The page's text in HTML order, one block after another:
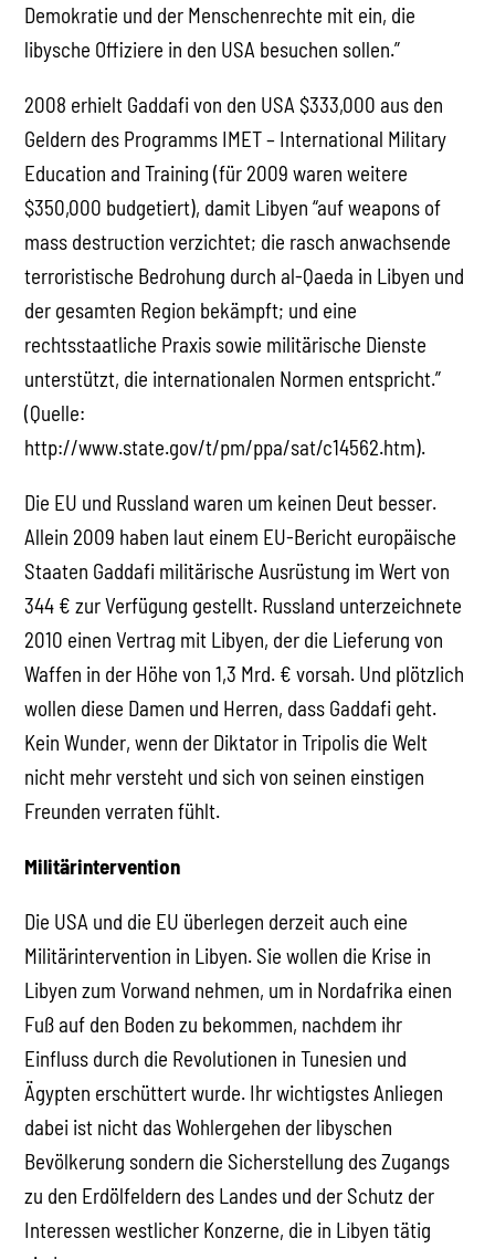
Demokratie und der Menschenrechte mit ein, die
libysche Offiziere in den USA besuchen sollen.”
2008 erhielt Gaddafi von den USA $333,000 aus den
Geldern des Programms IMET – International Military
Education and Training (für 2009 waren weitere
$350,000 budgetiert), damit Libyen “auf weapons of
mass destruction verzichtet; die rasch anwachsende
terroristische Bedrohung durch al-Qaeda in Libyen und
der gesamten Region bekämpft; und eine
rechtsstaatliche Praxis sowie militärische Dienste
unterstützt, die internationalen Normen entspricht.”
(Quelle:
http://www.state.gov/t/pm/ppa/sat/c14562.htm).
Die EU und Russland waren um keinen Deut besser.
Allein 2009 haben laut einem EU-Bericht europäische
Staaten Gaddafi militärische Ausrüstung im Wert von
344 € zur Verfügung gestellt. Russland unterzeichnete
2010 einen Vertrag mit Libyen, der die Lieferung von
Waffen in der Höhe von 1,3 Mrd. € vorsah. Und plötzlich
wollen diese Damen und Herren, dass Gaddafi geht.
Kein Wunder, wenn der Diktator in Tripolis die Welt
nicht mehr versteht und sich von seinen einstigen
Freunden verraten fühlt.
Militärintervention
Die USA und die EU überlegen derzeit auch eine
Militärintervention in Libyen. Sie wollen die Krise in
Libyen zum Vorwand nehmen, um in Nordafrika einen
Fuß auf den Boden zu bekommen, nachdem ihr
Einfluss durch die Revolutionen in Tunesien und
Ägypten erschüttert wurde. Ihr wichtigstes Anliegen
dabei ist nicht das Wohlergehen der libyschen
Bevölkerung sondern die Sicherstellung des Zugangs
zu den Erdölfeldern des Landes und der Schutz der
Interessen westlicher Konzerne, die in Libyen tätig